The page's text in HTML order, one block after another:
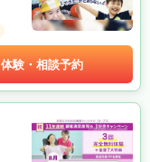
体験・相談予約